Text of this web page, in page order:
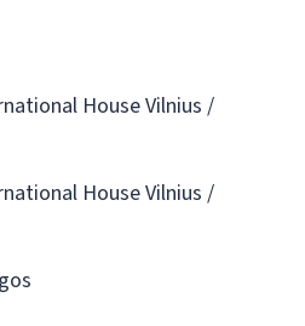
House Vilnius /
House Vilnius /